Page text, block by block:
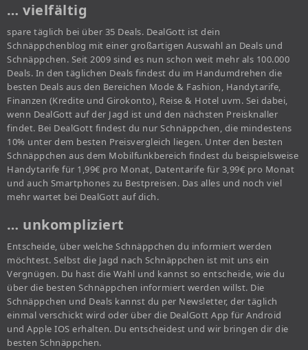
… vielfältig
spare täglich bei über 35 Deals. DealGott ist dein
Schnäppchenblog mit einer großartigen Auswahl an Deals und
Schnäppchen. Seit 2009 sind es nun schon weit mehr als 100.000
Deals. In den täglichen Deals findest du im Handumdrehen die
besten Deals aus den Bereichen Mode & Fashion, Handytarife,
Finanzen (Kredite und Girokonto), Reise & Hotel uvm. Sei dabei,
wenn DealGott auf der Jagd ist und den nächsten Preisknaller
findet. Bei DealGott findest du nur Schnäppchen, die mindestens
10% unter dem besten Preisvergleich liegen. Unter den besten
Schnäppchen aus dem Mobilfunkbereich findest du beispielsweise
Handytarife für 1,99€ pro Monat, Datentarife für 3,99€ pro Monat
und auch Smartphones zu Bestpreisen. Das alles und noch viel
mehr wartet bei DealGott auf dich.
… unkompliziert
Entscheide, über welche Schnäppchen du informiert werden
möchtest. Selbst die Jagd nach Schnäppchen ist mit uns ein
Vergnügen. Du hast die Wahl und kannst so entscheide, wie du
über die besten Schnäppchen informiert werden willst. Die
Schnäppchen und Deals kannst du per Newsletter, der täglich
einmal verschickt wird oder über die DealGott App für Android
und Apple IOS erhalten. Du entscheidest und wir bringen dir die
besten Schnäppchen.